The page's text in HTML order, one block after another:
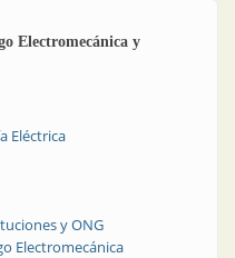
Electromecánica y
Eléctrica
y ONG
Electromecánica